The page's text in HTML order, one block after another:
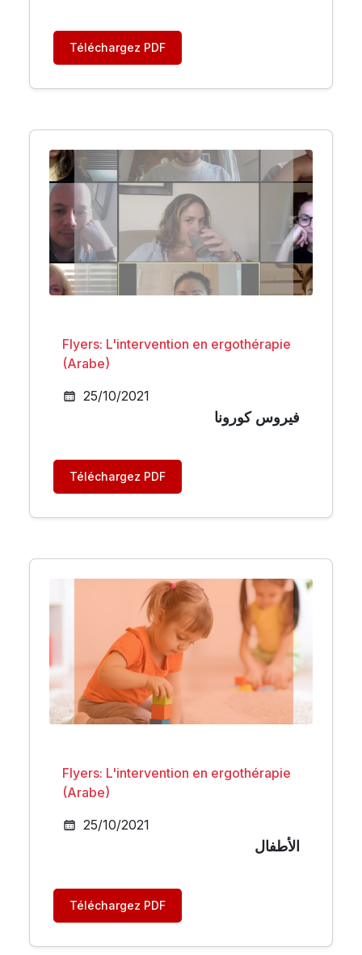
Téléchargez PDF
Flyers: L'intervention en ergothérapie
(Arabe)
25/10/2021
فيروس كورونا
Téléchargez PDF
Flyers: L'intervention en ergothérapie
(Arabe)
25/10/2021
الأطفال
Téléchargez PDF